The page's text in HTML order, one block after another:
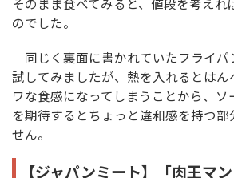
のでした。
同じく裏面に書かれていたフライパ
試してみましたが、熱を入れるとはん
ワな食感になってしまうことから、
を期待するとちょっと違和感を持つ
せん。
【ジャパンミート】「肉王マ